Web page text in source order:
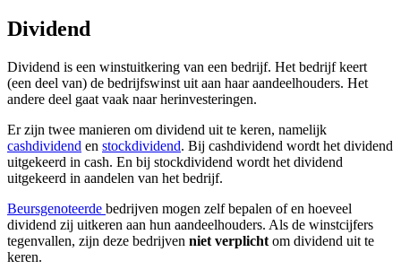
Dividend
Dividend is een winstuitkering van een bedrijf. Het bedrijf keert
(een deel van) de bedrijfswinst uit aan haar aandeelhouders. Het
andere deel gaat vaak naar herinvesteringen.
Er zijn twee manieren om dividend uit te keren, namelijk
cashdividend en stockdividend. Bij cashdividend wordt het dividend
uitgekeerd in cash. En bij stockdividend wordt het dividend
uitgekeerd in aandelen van het bedrijf.
Beursgenoteerde bedrijven mogen zelf bepalen of en hoeveel
dividend zij uitkeren aan hun aandeelhouders. Als de winstcijfers
tegenvallen, zijn deze bedrijven niet verplicht om dividend uit te
keren.